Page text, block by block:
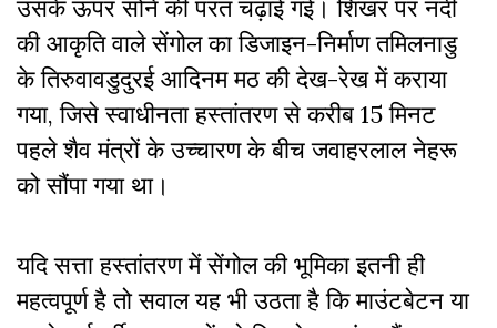
उसके ऊपर सोने की परत चढ़ाई गई। शिखर पर नंदी
की आकृति वाले सेंगोल का डिजाइन-निर्माण तमिलनाडु
के तिरुवावडुदुरई आदिनम मठ की देख-रेख में कराया
गया, जिसे स्वाधीनता हस्तांतरण से करीब 15 मिनट
पहले शैव मंत्रों के उच्चारण के बीच जवाहरलाल नेहरू
को सौंपा गया था।
यदि सत्ता हस्तांतरण में सेंगोल की भूमिका इतनी ही
महत्वपूर्ण है तो सवाल यह भी उठता है कि माउंटबेटन या